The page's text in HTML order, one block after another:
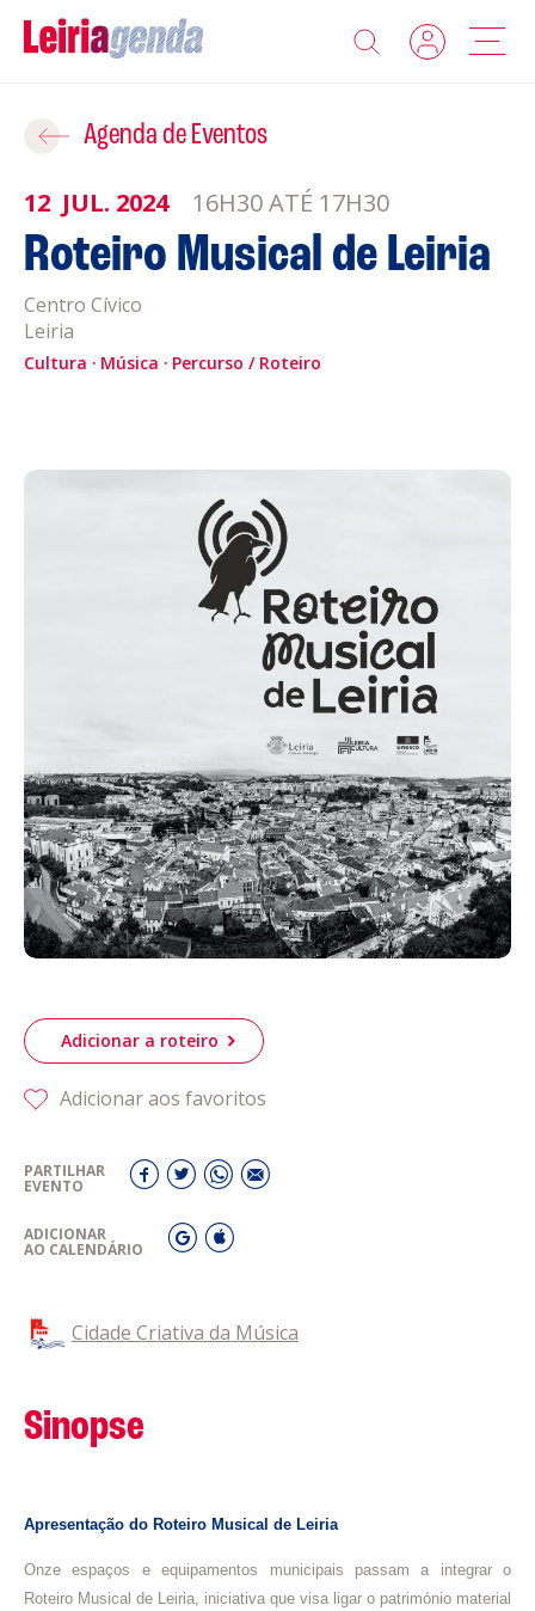
Agenda
Sobre a Leiriagenda
Promotores
Clubes Desportivos
Acompanhe a Leiria Agenda
Agenda de Eventos
12 JUL. 2024 16H30 ATÉ 17H30
Roteiro Musical de Leiria
Centro Cívico
Leiria
Cultura Música Percurso / Roteiro
Adicionar a roteiro
Adicionar aos favoritos
PARTILHAR
EVENTO
ADICIONAR
AO CALENDÁRIO
Cidade Criativa da Música
Sinopse
Apresentação do Roteiro Musical de Leiria
Onze espaços e equipamentos municipais passam a integrar o
Roteiro Musical de Leiria, iniciativa que visa ligar o património material
Adicionar ao Roteiro
ROTEIROS EXISTENTES
CRIAR NOVO